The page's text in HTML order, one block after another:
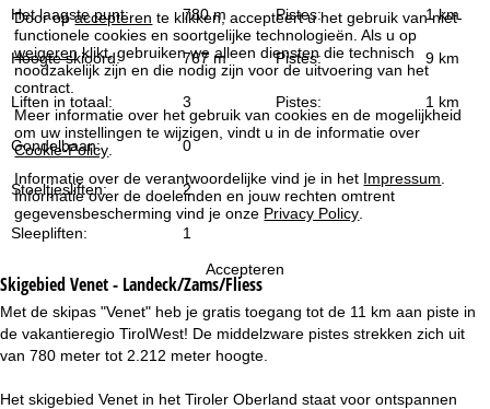
Door opaccepteren te klikken, accepteert u het gebruik van niet-
functionele cookies en soortgelijke technologieën. Als u op
weigerenklikt, gebruiken we alleen diensten die technisch
noodzakelijk zijn en die nodig zijn voor de uitvoering van het
contract.
Meer informatie over het gebruik van cookies en de mogelijkheid
om uw instellingen te wijzigen, vindt u in de informatie over
Cookie-Policy
Informatie over de verantwoordelijke vind je in het Impressum
Informatie over de doeleinden en jouw rechten omtrent
gegevensbescherming vind je onze Privacy Policy
Accepteren
a
g
i
n
a
Het laagste punt: 780 m Pistes: 1 km
Hoogte skioord: 767 m Pistes: 9 km
Liften in totaal: 3 Pistes: 1 km
Gondelbaan: 0
Stoeltjesliften: 2
Sleepliften: 1
Skigebied Venet - Landeck/Zams/Fliess
Met de skipas "Venet" heb je gratis toegang tot de 11 km aan piste in
de vakantieregio TirolWest! De middelzware pistes strekken zich uit
van 780 meter tot 2.212 meter hoogte.
Het skigebied Venet in het Tiroler Oberland staat voor ontspannen